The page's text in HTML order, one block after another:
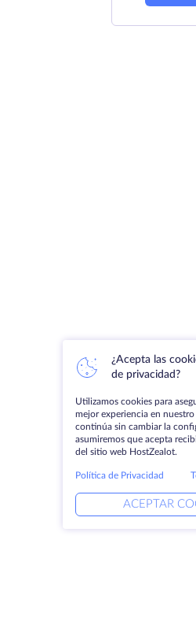
¿Acepta las
de privacidad?
Utilizamos cookies para
mejor experiencia en
continúa sin cambiar la
asumiremos que acepta
del sitio web HostZealot.
Política de Privacidad
ACEPTAR